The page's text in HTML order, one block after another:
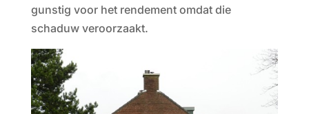
gunstig voor het rendement omdat die
schaduw veroorzaakt.